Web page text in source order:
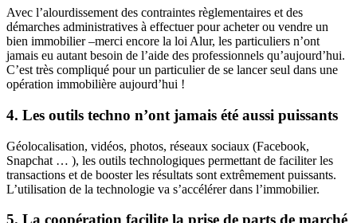
Avec l’alourdissement des contraintes règlementaires et des
démarches administratives à effectuer pour acheter ou vendre un
bien immobilier –merci encore la loi Alur, les particuliers n’ont
jamais eu autant besoin de l’aide des professionnels qu’aujourd’hui.
C’est très compliqué pour un particulier de se lancer seul dans une
opération immobilière aujourd’hui !
4. Les outils techno n’ont jamais été aussi puissants
Géolocalisation, vidéos, photos, réseaux sociaux (Facebook,
Snapchat … ), les outils technologiques permettant de faciliter les
transactions et de booster les résultats sont extrêmement puissants.
L’utilisation de la technologie va s’accélérer dans l’immobilier.